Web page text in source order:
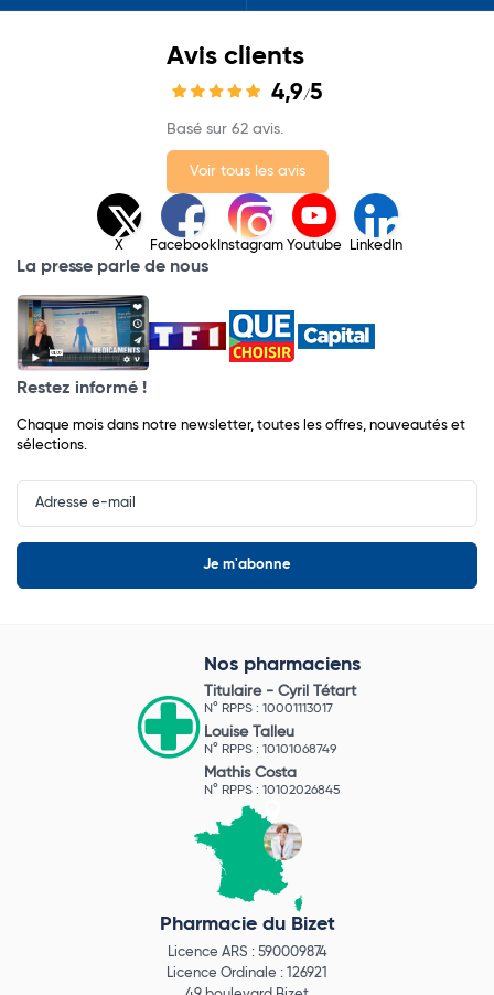
Avis clients
4,9/5
Basé sur 62 avis.
Voir tous les avis
X Facebook Instagram Youtube LinkedIn
La presse parle de nous
Restez informé !
Chaque mois dans notre newsletter, toutes les offres, nouveautés et
sélections.
Input
Newsletter
Nos pharmaciens
Titulaire - Cyril Tétart
N° RPPS : 10001113017
Louise Talleu
N° RPPS : 10101068749
Mathis Costa
N° RPPS : 10102026845
Pharmacie du Bizet
Licence ARS : 590009874
Licence Ordinale : 126921